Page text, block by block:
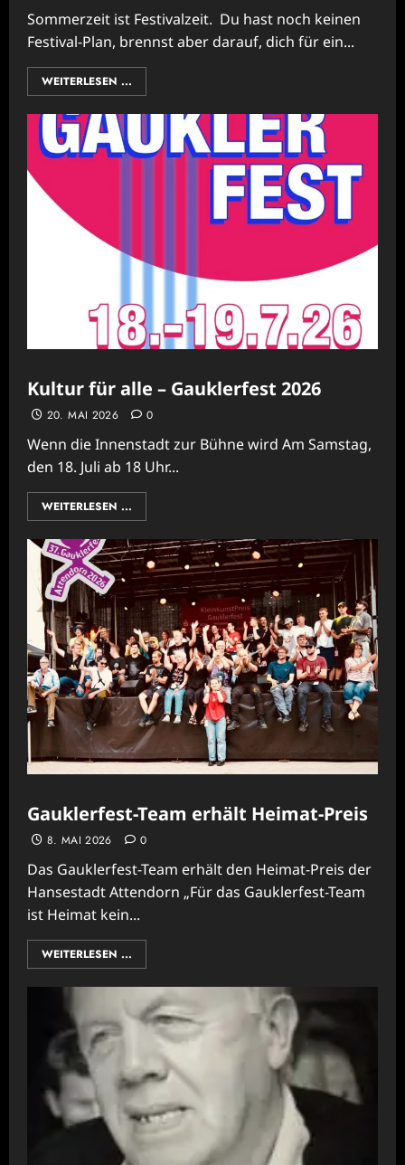
Sommerzeit ist Festivalzeit. Du hast noch keinen
Festival-Plan, brennst aber darauf, dich für ein...
WEITERLESEN ...
Kultur für alle – Gauklerfest 2026
20. MAI 2026 0
Wenn die Innenstadt zur Bühne wird Am Samstag,
den 18. Juli ab 18 Uhr...
WEITERLESEN ...
Gauklerfest-Team erhält Heimat-Preis
8. MAI 2026 0
Das Gauklerfest-Team erhält den Heimat-Preis der
Hansestadt Attendorn „Für das Gauklerfest-Team
ist Heimat kein...
WEITERLESEN ...